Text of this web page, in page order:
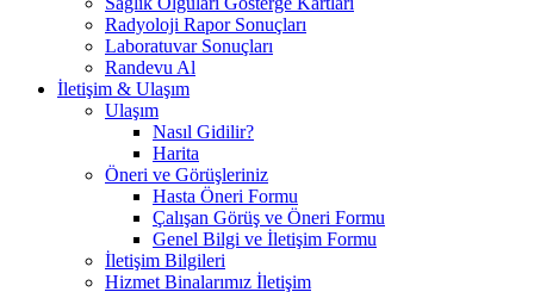
Radyoloji Rapor Sonuçları
Laboratuvar Sonuçları
Randevu Al
İletişim & Ulaşım
Ulaşım
Nasıl Gidilir?
Harita
Öneri ve Görüşleriniz
Hasta Öneri Formu
Çalışan Görüş ve Öneri Formu
Genel Bilgi ve İletişim Formu
İletişim Bilgileri
Hizmet Binalarımız İletişim